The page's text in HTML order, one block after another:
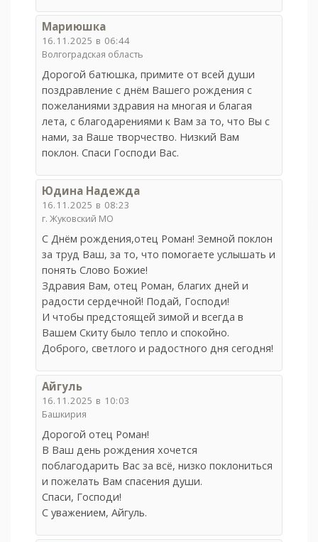
Мариюшка
16.11.2025 в 06:44
Волгоградская область
Дорогой батюшка, примите от всей души
поздравление с днём Вашего рождения с
пожеланиями здравия на многая и благая
лета, с благодарениями к Вам за то, что Вы с
нами, за Ваше творчество. Низкий Вам
поклон. Спаси Господи Вас.
Юдина Надежда
16.11.2025 в 08:23
г. Жуковский МО
С Днём рождения,отец Роман! Земной поклон
за труд Ваш, за то, что помогаете услышать и
понять Слово Божие!
Здравия Вам, отец Роман, благих дней и
радости сердечной! Подай, Господи!
И чтобы предстоящей зимой и всегда в
Вашем Скиту было тепло и спокойно.
Доброго, светлого и радостного дня сегодня!
Айгуль
16.11.2025 в 10:03
Башкирия
Дорогой отец Роман!
В Ваш день рождения хочется
поблагодарить Вас за всё, низко поклониться
и пожелать Вам спасения души.
Спаси, Господи!
С уважением, Айгуль.